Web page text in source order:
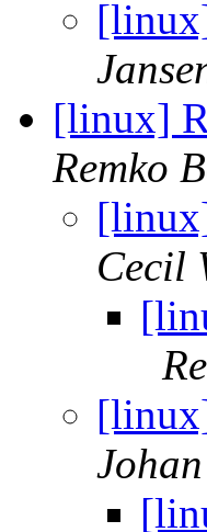
[linux]
Remko
Cecil